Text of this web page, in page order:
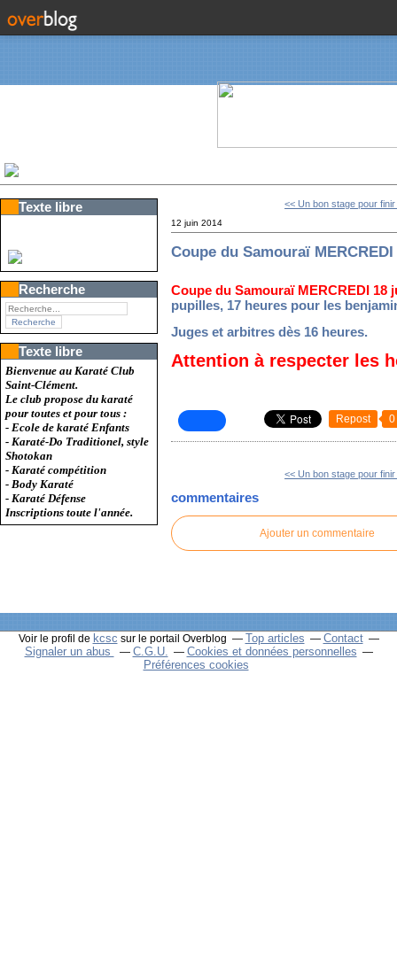
Texte libre
Recherche
Texte libre
Bienvenue au Karaté Club
Saint-Clément.
Le club propose du karaté
pour toutes et pour tous :
- Ecole de karaté Enfants
- Karaté-Do Traditionel, style
Shotokan
- Karaté compétition
- Body Karaté
- Karaté Défense
Inscriptions toute l'année.
<< Un bon stage pour finir
12 juin 2014
Coupe du Samouraï MERCREDI
Coupe du Samouraï MERCREDI 18
pupilles, 17 heures pour les
Juges et arbitres dès 16 heures.
Attention à respecter les
Repost 0
<< Un bon stage pour finir
commentaires
Ajouter un commentaire
Voir le profil de kcsc sur le portail Overblog Top articles
Contact
Signaler un abus
C.G.U.
Cookies et données personnelles
Préférences cookies